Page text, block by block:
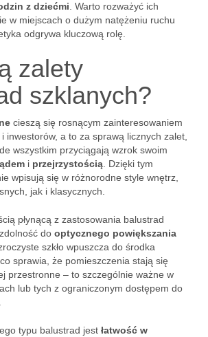
z dziećmi . Warto rozważyć ich
w miejscach o dużym natężeniu ruchu
odgrywa kluczową rolę.
zalety
szklanych?
cieszą się rosnącym zainteresowaniem
inwestorów, a to za sprawą licznych zalet,
wszystkim przyciągają wzrok swoim
i przejrzystością . Dzięki tym
wpisują się w różnorodne style wnętrz,
jak i klasycznych.
płynącą z zastosowania balustrad
do optycznego powiększania
szkło wpuszcza do środka
sprawia, że pomieszczenia stają się
przestronne – to szczególnie ważne w
lub tych z ograniczonym dostępem do
typu balustrad jest łatwość w